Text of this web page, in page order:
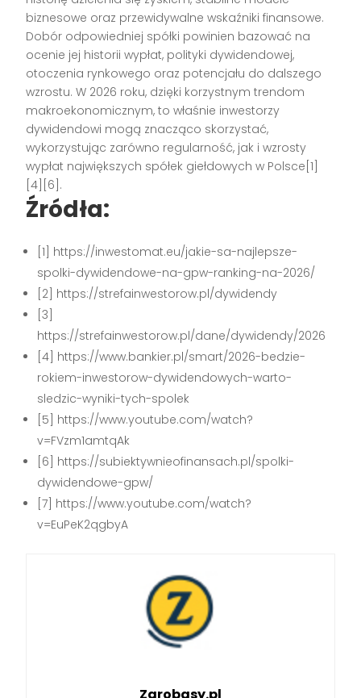
biznesowe oraz przewidywalne wskaźniki finansowe.
Dobór odpowiedniej spółki powinien bazować na
ocenie jej historii wypłat, polityki dywidendowej,
otoczenia rynkowego oraz potencjału do dalszego
wzrostu. W 2026 roku, dzięki korzystnym trendom
makroekonomicznym, to właśnie inwestorzy
dywidendowi mogą znacząco skorzystać,
wykorzystując zarówno regularność, jak i wzrosty
wypłat największych spółek giełdowych w Polsce[1]
[4][6].
Źródła:
[1] https://inwestomat.eu/jakie-sa-najlepsze-
spolki-dywidendowe-na-gpw-ranking-na-2026/
[2] https://strefainwestorow.pl/dywidendy
[3]
https://strefainwestorow.pl/dane/dywidendy/2026
[4] https://www.bankier.pl/smart/2026-bedzie-
rokiem-inwestorow-dywidendowych-warto-
sledzic-wyniki-tych-spolek
[5] https://www.youtube.com/watch?
v=FVzm1amtqAk
[6] https://subiektywnieofinansach.pl/spolki-
dywidendowe-gpw/
[7] https://www.youtube.com/watch?
v=EuPeK2qgbyA
Zarobasy.pl